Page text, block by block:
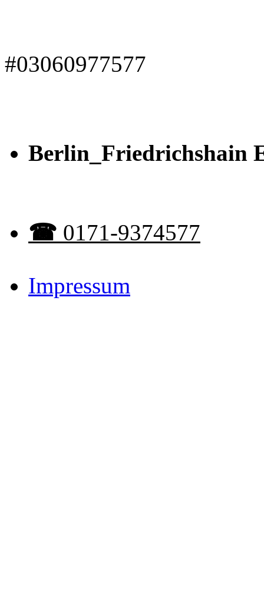
#03060977577
Berlin_Friedrichshain
☎︎ 0171-9374577
Impressum